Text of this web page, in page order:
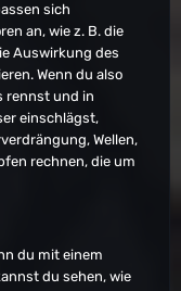
sich
an, wie z. B. die
Auswirkung des
Wenn du also
rennst und in
einschlägst,
Wellen,
rechnen, die um
du mit einem
du sehen, wie